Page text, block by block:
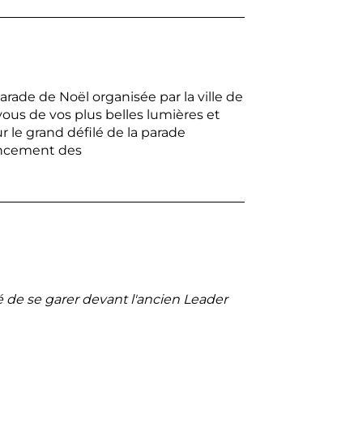
de Noël organisée par la ville de
de vos plus belles lumières et
le grand défilé de la parade
des
de se garer devant l'ancien Leader